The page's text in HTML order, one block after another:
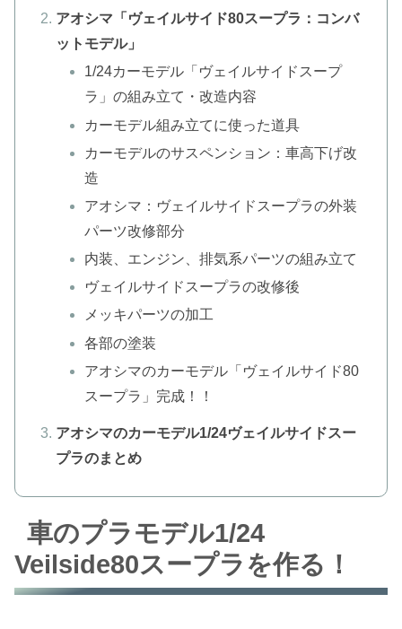
アオシマ「ヴェイルサイド80スープラ：コンバ
ットモデル」
1/24カーモデル「ヴェイルサイドスープ
ラ」の組み立て・改造内容
カーモデル組み立てに使った道具
カーモデルのサスペンション：車高下げ改
造
アオシマ：ヴェイルサイドスープラの外装
パーツ改修部分
内装、エンジン、排気系パーツの組み立て
ヴェイルサイドスープラの改修後
メッキパーツの加工
各部の塗装
アオシマのカーモデル「ヴェイルサイド80
スープラ」完成！！
アオシマのカーモデル1/24ヴェイルサイドスー
プラのまとめ
車のプラモデル1/24
Veilside80スープラを作る！